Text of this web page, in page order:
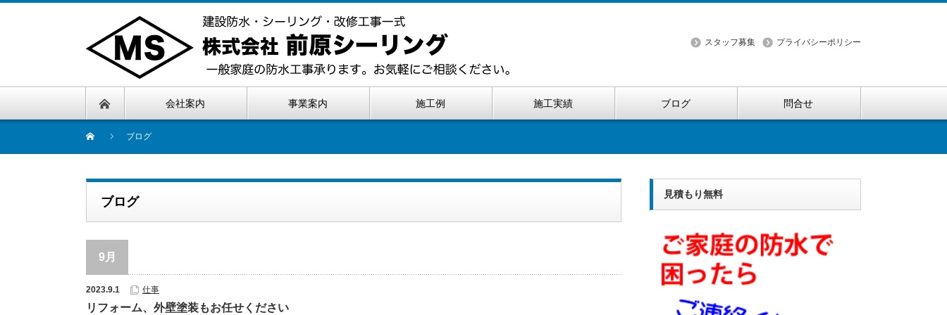
スタッフ募集 プライバシーポリシー
会社案内 事業案内 施工例 施工実績 ブログ 問合せ
ブログ
ブログ
9月
2023.9.1 仕事
リフォーム、外壁塗装もお任せください
見積もり無料